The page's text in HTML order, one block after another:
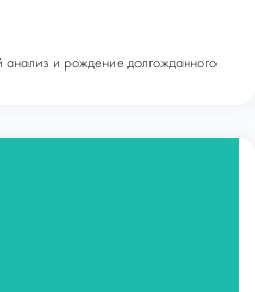
анализ и рождение долгожданного